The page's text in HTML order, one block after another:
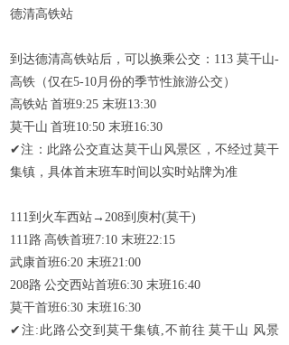
德清高铁站
到达德清高铁站后，可以换乘公交： 113 莫干山-
高铁（仅在5-10月份的季节性旅游公交）
高铁站 首班9:25 末班13:30
莫干山 首班10:50 末班16:30
✔注：此路公交直达莫干山风景区，不经过莫干
集镇，具体首末班车时间以实时站牌为准
111到火车西站→ 208到庾村(莫干)
111路 高铁首班7:10 末班22:15
武康首班6:20 末班21:00
208路 公交西站首班6:30 末班16:40
莫干首班6:30 末班16:30
✔ 注 : 此路公交到莫干集镇,不前往 莫干山 风景